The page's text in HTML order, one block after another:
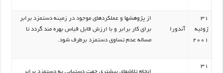
31
ژوئیه
2001
آندورا
از پژوهشها و عملکردهای موجود در زمینه دستمزد برابر
برای کار برابر و با ارزش قابل قیاس بهره مند گردد تا
مساله عدم تساوی دستمزد برطرف شود.
31